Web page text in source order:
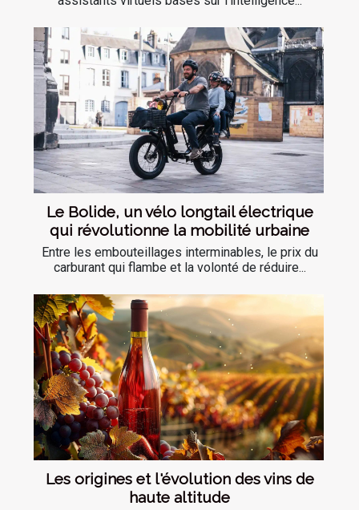
Le Bolide, un vélo longtail électrique
qui révolutionne la mobilité urbaine
Entre les embouteillages interminables, le prix du
carburant qui flambe et la volonté de réduire...
Les origines et l'évolution des vins de
haute altitude